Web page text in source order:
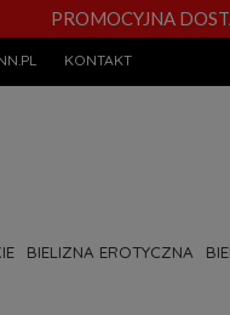
PROMOCYJNA
KONTAKT
BIELIZNA EROTYCZNA